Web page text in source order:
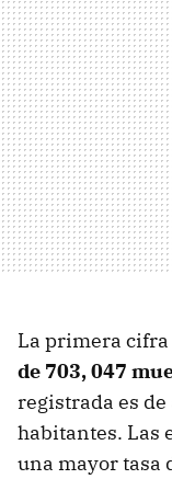
La primera cifra
de 703, 047
registrada es
habitantes. Las
una mayor tasa